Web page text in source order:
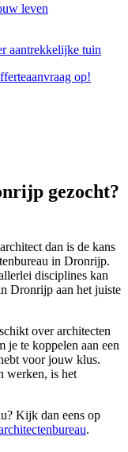
leven
aantrekkelijke tuin
op!
gezocht?
dan is de kans
in Dronrijp.
disciplines kan
Dronrijp aan het juiste
over architecten
je te koppelen aan een
voor jouw klus.
werken, is het
Kijk dan eens op
.